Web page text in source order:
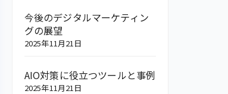
今後のデジタルマーケティン
グの展望
2025年11月21日
AIO対策に役立つツールと事例
2025年11月21日